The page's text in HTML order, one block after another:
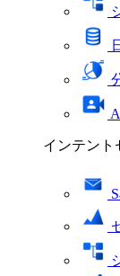
インテント